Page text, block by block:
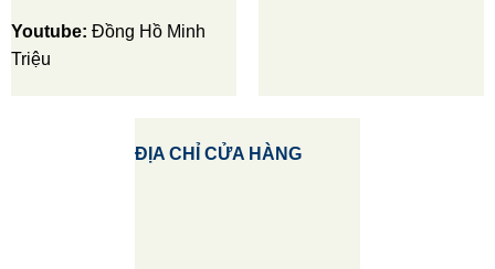
Youtube: Đồng Hồ Minh
Triệu
ĐỊA CHỈ CỬA HÀNG